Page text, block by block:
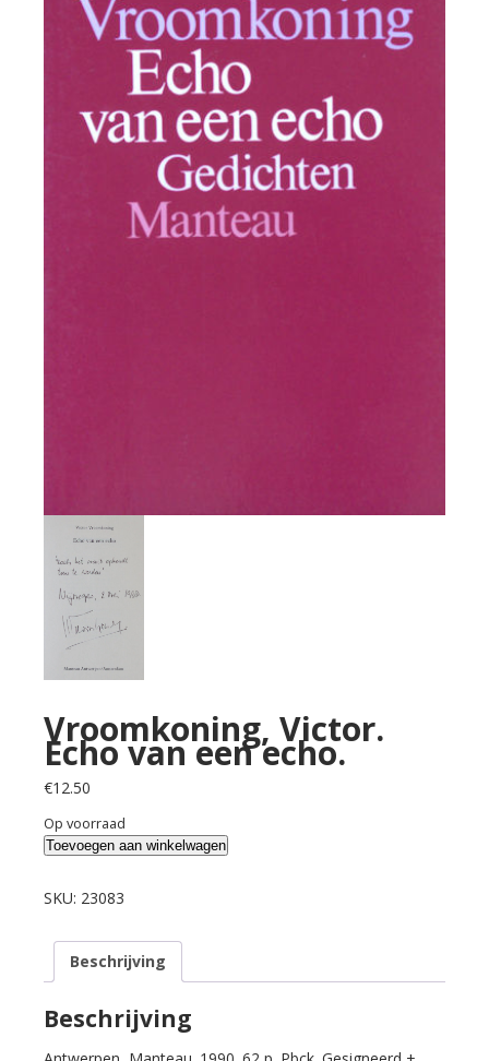
Vroomkoning, Victor.
Echo van een echo.
€12.50
Op voorraad
Vroomkoning,
Echo
een
echo.
aantal
Toevoegen aan winkelwagen
SKU: 23083
Beschrijving
Beschrijving